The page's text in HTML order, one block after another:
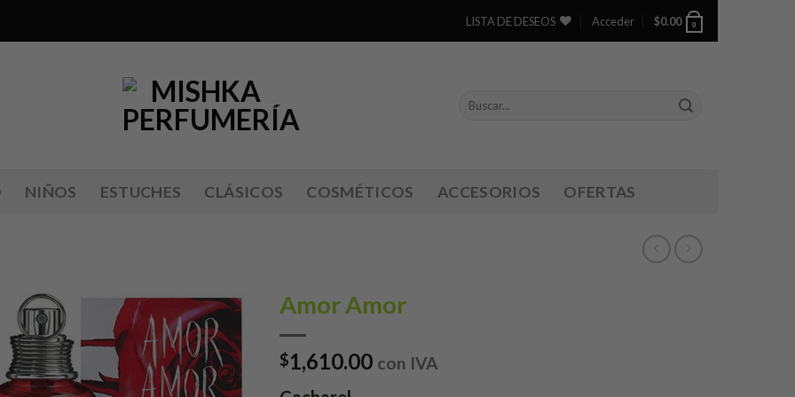
LISTA DE DESEOS Acceder $0.00 0
NIÑOS ESTUCHES CLÁSICOS COSMÉTICOS ACCESORIOS OFERTAS
Añadir
a lista
de
deseos
Amor Amor
$1,610.00 con IVA